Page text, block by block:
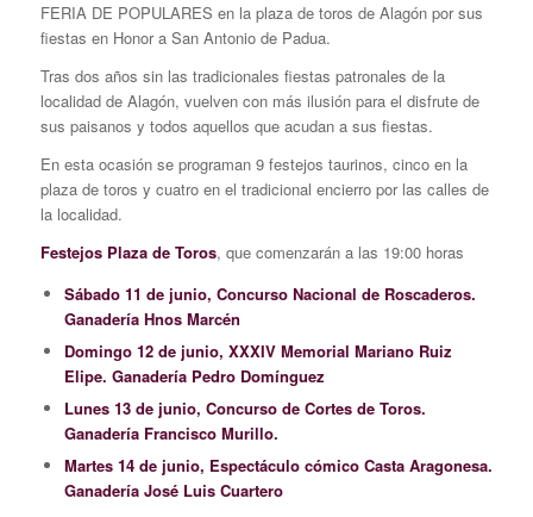
FERIA DE POPULARES en la plaza de toros de Alagón por sus
fiestas en Honor a San Antonio de Padua.
Tras dos años sin las tradicionales fiestas patronales de la
localidad de Alagón, vuelven con más ilusión para el disfrute de
sus paisanos y todos aquellos que acudan a sus fiestas.
En esta ocasión se programan 9 festejos taurinos, cinco en la
plaza de toros y cuatro en el tradicional encierro por las calles de
la localidad.
Festejos Plaza de Toros, que comenzarán a las 19:00 horas
Sábado 11 de junio, Concurso Nacional de Roscaderos.
Ganadería Hnos Marcén
Domingo 12 de junio, XXXIV Memorial Mariano Ruiz
Elipe. Ganadería Pedro Domínguez
Lunes 13 de junio, Concurso de Cortes de Toros.
Ganadería Francisco Murillo.
Martes 14 de junio, Espectáculo cómico Casta Aragonesa.
Ganadería José Luis Cuartero